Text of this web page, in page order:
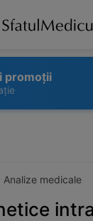
promoții
Analize medicale